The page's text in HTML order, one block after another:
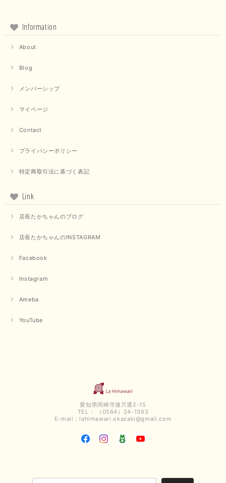
Information
About
Blog
メンバーシップ
マイページ
Contact
プライバシーポリシー
特定商取引法に基づく表記
Link
店長たかちゃんのブログ
店長たかちゃんのINSTAGRAM
Facebook
Instagram
Ameba
YouTube
愛知県岡崎市連尺通2-15
TEL： （0564）24-1363
E-mail： lahimawari.okazaki@gmail.com